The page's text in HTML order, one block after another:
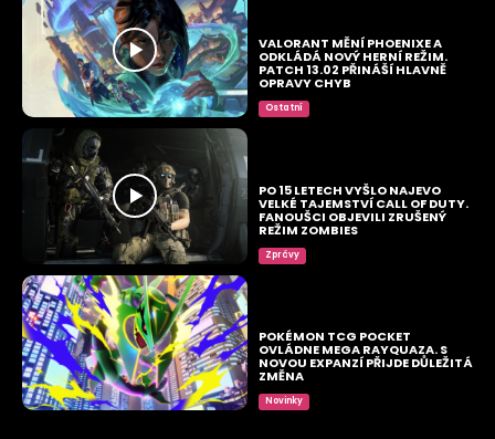
VALORANT MĚNÍ PHOENIXE A
ODKLÁDÁ NOVÝ HERNÍ REŽIM.
PATCH 13.02 PŘINÁŠÍ HLAVNĚ
OPRAVY CHYB
Ostatní
PO 15 LETECH VYŠLO NAJEVO
VELKÉ TAJEMSTVÍ CALL OF DUTY.
FANOUŠCI OBJEVILI ZRUŠENÝ
REŽIM ZOMBIES
Zprávy
POKÉMON TCG POCKET
OVLÁDNE MEGA RAYQUAZA. S
NOVOU EXPANZÍ PŘIJDE DŮLEŽITÁ
ZMĚNA
Novinky